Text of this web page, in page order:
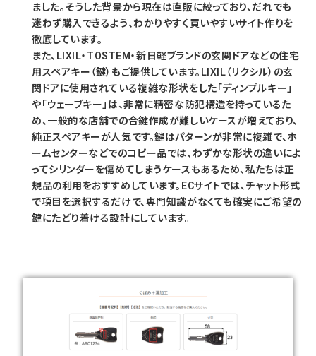
ました。そうした背景から現在は直販に絞っており、だれでも
迷わず購入できるよう、わかりやすく買いやすいサイト作りを
徹底しています。
また、LIXIL・TOSTEM・新日軽ブランドの玄関ドアなどの住宅
用スペアキー（鍵）もご提供しています。LIXIL（リクシル）の玄
関ドアに使用されている複雑な形状をした「ディンプルキー」
や「ウェーブキー」は、非常に精密な防犯構造を持っているた
め、一般的な店舗での合鍵作成が難しいケースが増えており、
純正スペアキーが人気です。鍵はパターンが非常に複雑で、ホ
ームセンターなどでのコピー品では、わずかな形状の違いによ
ってシリンダーを傷めてしまうケースもあるため、私たちは正
規品の利用をおすすめしています。ECサイトでは、チャット形式
で項目を選択するだけで、専門知識がなくても確実にご希望の
鍵にたどり着ける設計にしています。